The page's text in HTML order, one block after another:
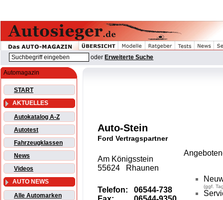
oder Erweiterte Suche
Automagazin
START
AKTUELLES
Autokatalog A-Z
Autotest
Fahrzeugklassen
News
Videos
AUTO NEWS
Alle Automarken
Auto-Stein
Ford Vertragspartner
Am Königsstein
55624 Rhaunen
Telefon: 06544-738
(ggf.